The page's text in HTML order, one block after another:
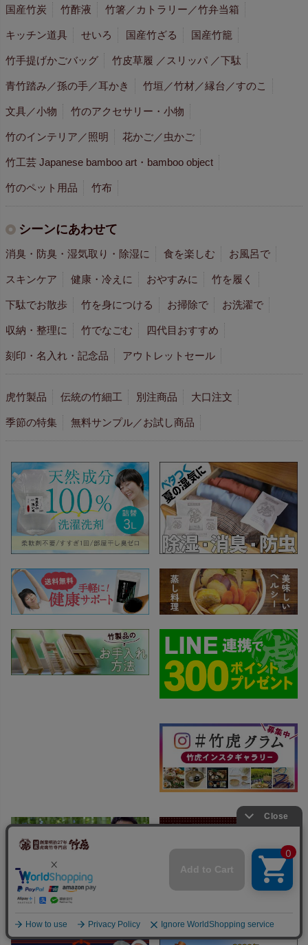
国産竹炭 竹酢液 竹箸／カトラリー／竹弁当箱
キッチン道具 せいろ 国産竹ざる 国産竹籠
竹手提げかごバッグ 竹皮草履 ／スリッパ ／下駄
青竹踏み／孫の手／耳かき 竹垣／竹材／縁台／すのこ
文具／小物 竹のアクセサリー・小物
竹のインテリア／照明 花かご／虫かご
竹工芸 Japanese bamboo art・bamboo object
竹のペット用品 竹布
シーンにあわせて
消臭・防臭・湿気取り・除湿に 食を楽しむ お風呂で
スキンケア 健康・冷えに おやすみに 竹を履く
下駄でお散歩 竹を身につける お掃除で お洗濯で
収納・整理に 竹でなごむ 四代目おすすめ
刻印・名入れ・記念品 アウトレットセール
虎竹製品 伝統の竹細工 別注商品 大口注文
季節の特集 無料サンプル／お試し商品